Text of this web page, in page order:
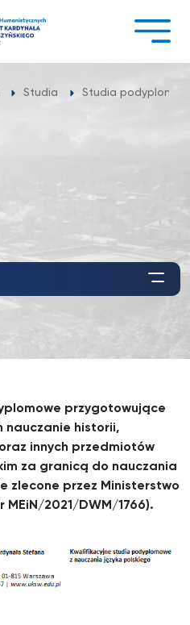
Studia Studia
przygotowujące
nauczanie historii,
innych przedmiotów
za granicą do nauczania
zlecone przez Ministerstwo
MEiN/2021/DWM/1766).